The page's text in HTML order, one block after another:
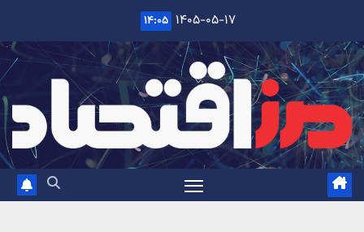
content
۱۴۰۵-۰۵-۱۷ ۱۴:۰۵